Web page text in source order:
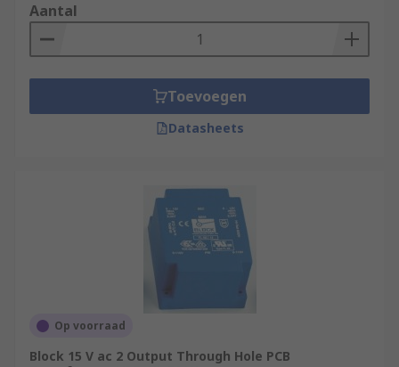
Aantal
Toevoegen
Datasheets
Op voorraad
Block 15 V ac 2 Output Through Hole PCB